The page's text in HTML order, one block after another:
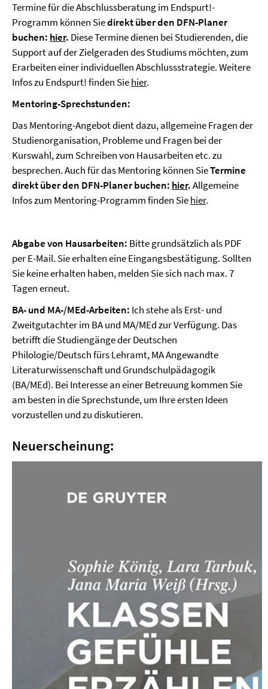
Termine für die Abschlussberatung im Endspurt!-
Programm können Siedirekt über den DFN-Planer
buchen: hier. Diese Termine dienen bei Studierenden, die
Support auf der Zielgeraden des Studiums möchten, zum
Erarbeiten einer individuellen Abschlussstrategie. Weitere
Infos zu Endspurt! finden Siehier.
Mentoring-Sprechstunden:
Das Mentoring-Angebot dient dazu, allgemeine Fragen der
Studienorganisation, Probleme und Fragen bei der
Kurswahl, zum Schreiben von Hausarbeiten etc. zu
besprechen. Auch für das Mentoring können SieTermine
direkt über den DFN-Planer buchen: hier.Allgemeine
Infos zum Mentoring-Programm finden Siehier.
Abgabe von Hausarbeiten: Bitte grundsätzlich als PDF
per E-Mail. Sie erhalten eine Eingangsbestätigung. Sollten
Sie keine erhalten haben, melden Sie sich nach max. 7
Tagen erneut.
BA- und MA-/MEd-Arbeiten: Ich stehe als Erst- und
Zweitgutachter im BA und MA/MEd zur Verfügung. Das
betrifft die Studiengänge der Deutschen
Philologie/Deutsch fürs Lehramt, MA Angewandte
Literaturwissenschaft und Grundschulpädagogik
(BA/MEd). Bei Interesse an einer Betreuung kommen Sie
am besten in die Sprechstunde, um Ihre ersten Ideen
vorzustellen und zu diskutieren.
Neuerscheinung: